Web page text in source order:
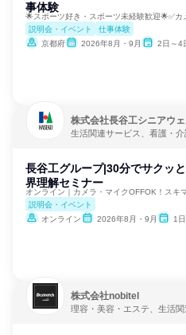
事体験
🌟スポーツ好き・スポーツ未経験歓迎🌟✅カ
説明会・イベント
仕事体験
京都府
2026年8月・9月 2日～4
株式会社長谷工シニアウ
生活関連サービス、看護・
長谷工グループ|30分でサクッ
界理解セミナー
オンライン｜カメラ・マイクOFFOK！スキ
説明会・イベント
オンライン
2026年8月・9月 1日
株式会社nobitel
理容・美容・エステ、生活